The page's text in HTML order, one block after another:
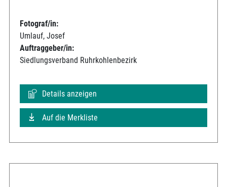
Fotograf/in:
Umlauf, Josef
Auftraggeber/in:
Siedlungsverband Ruhrkohlenbezirk
Details anzeigen
Auf die Merkliste